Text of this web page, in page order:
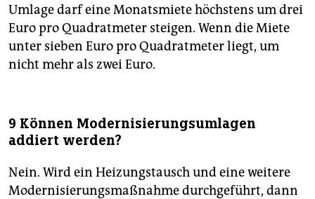
Umlage darf eine Monatsmiete höchstens um drei
Euro pro Quadratmeter steigen. Wenn die Miete
unter sieben Euro pro Quadratmeter liegt, um
nicht mehr als zwei Euro.
9 Können Modernisierungsumlagen
addiert werden?
Nein. Wird ein Heizungstausch und eine weitere
Modernisierungsmaßnahme durchgeführt, dann